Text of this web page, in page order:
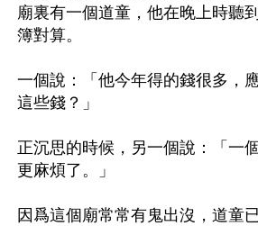
廟裏有一個道童，他在晚上時聽
簿對算。
一個說：「他今年得的錢很多，
這些錢？」
正沉思的時候，另一個說：「一
更麻煩了。」
因爲這個廟常常有鬼出沒，道童